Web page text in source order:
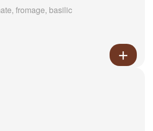
fromage, basilic